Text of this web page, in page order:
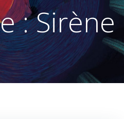
:Sirène